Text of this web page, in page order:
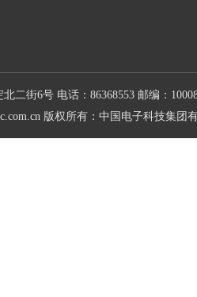
北二街6号 电话：86368553 邮编：
版权所有：中国电子科技集团